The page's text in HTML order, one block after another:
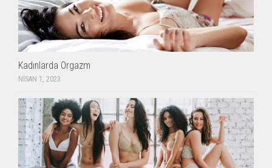
Kadınlarda Orgazm
NISAN 1, 2023